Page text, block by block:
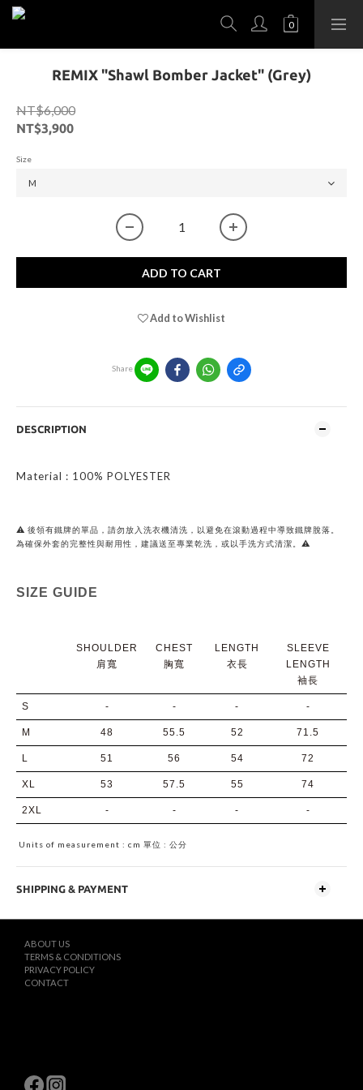
REMIX "Shawl Bomber Jacket" (Grey)
NT$6,000
NT$3,900
Size
ADD TO CART
Add to Wishlist
Share
DESCRIPTION
Material : 100% POLYESTER
⚠️ 後領有鐵牌的單品，請勿放入洗衣機清洗，以避免在滾動過程中導致鐵牌脫落。
為確保外套的完整性與耐用性，建議送至專業乾洗，或以手洗方式清潔。⚠️
SIZE GUIDE
SHOULDER
肩寬
CHEST
胸寬
LENGTH
衣長
SLEEVE
LENGTH
袖長
S - - - -
M 48 55.5 52 71.5
L 51 56 54 72
XL 53 57.5 55 74
2XL - - - -
Units of measurement : cm 單位 : 公分
SHIPPING & PAYMENT
ABOUT US
TERMS & CONDITIONS
PRIVACY POLICY
CONTACT